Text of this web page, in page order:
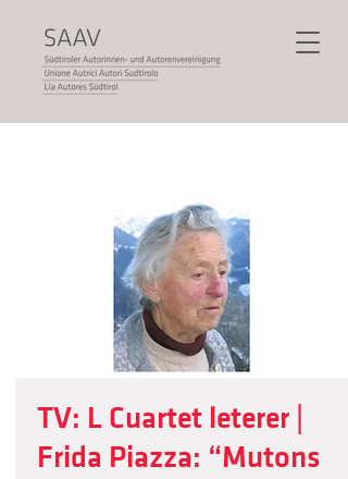
TV: L Cuartet leterer |
Frida Piazza: “Mutons